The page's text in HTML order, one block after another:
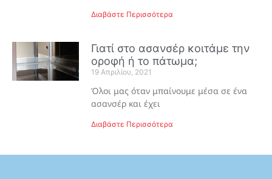
Διαβάστε Περισσότερα
Γιατί στο ασανσέρ κοιτάμε την
οροφή ή το πάτωμα;
19 Απριλίου, 2021
Όλοι μας όταν μπαίνουμε μέσα σε ένα
ασανσέρ και έχει
Διαβάστε Περισσότερα